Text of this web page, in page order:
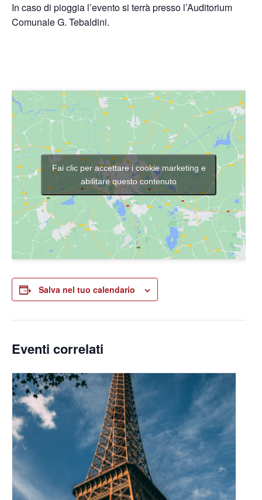
In caso di pioggia l’evento si terrà presso l’Auditorium
Comunale G. Tebaldini.
Fai clic per accettare i cookie marketing e
abilitare questo contenuto
Salva nel tuo calendario
Eventi correlati